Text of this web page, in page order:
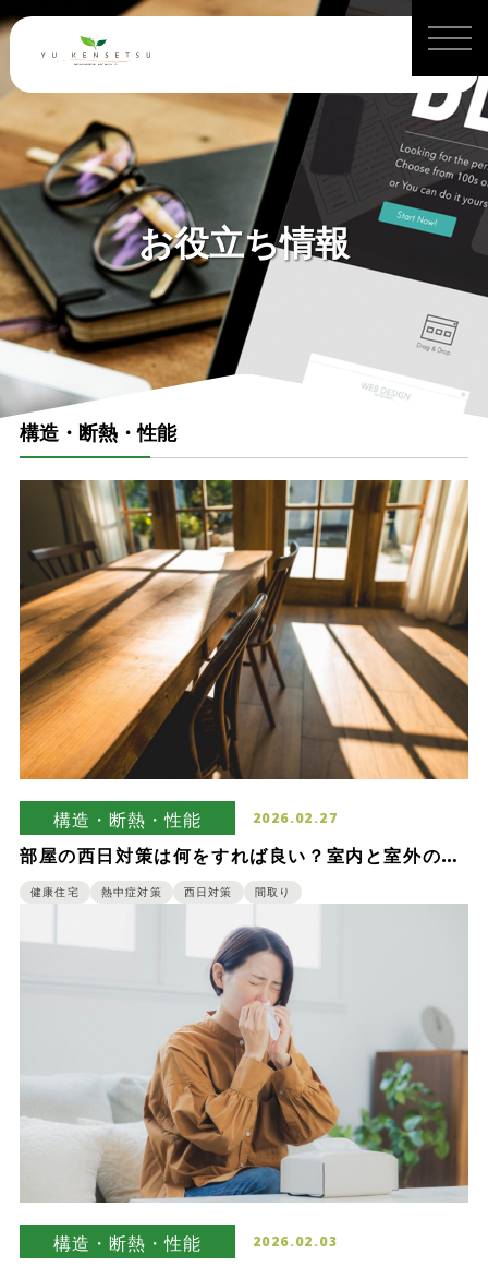
お役立ち情報
構造・断熱・性能
構造・断熱・性能 2026.02.27
部屋の西日対策は何をすれば良い？室内と室外の西
日対策について
健康住宅 熱中症対策 西日対策 間取り
構造・断熱・性能 2026.02.03